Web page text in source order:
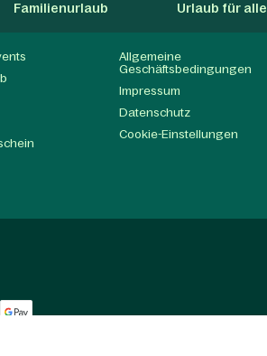
Familienurlaub Urlaub für alle
Allgemeine
Geschäftsbedingungen
Impressum
Datenschutz
Cookie-Einstellungen